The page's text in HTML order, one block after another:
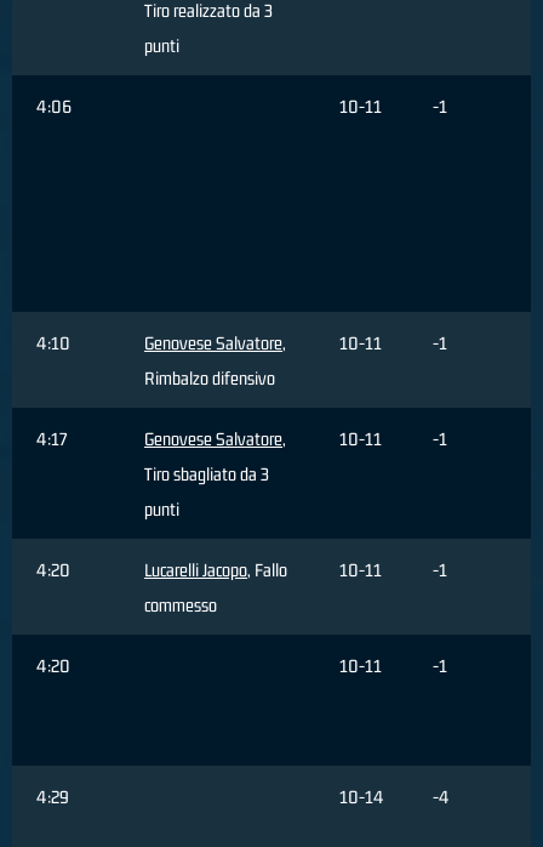
Tiro realizzato da 3
punti
4:06 10-11 -1
4:10 Genovese Salvatore,
Rimbalzo difensivo
10-11 -1
4:17 Genovese Salvatore,
Tiro sbagliato da 3
punti
10-11 -1
4:20 Lucarelli Jacopo, Fallo
commesso
10-11 -1
4:20 10-11 -1
4:29 10-14 -4